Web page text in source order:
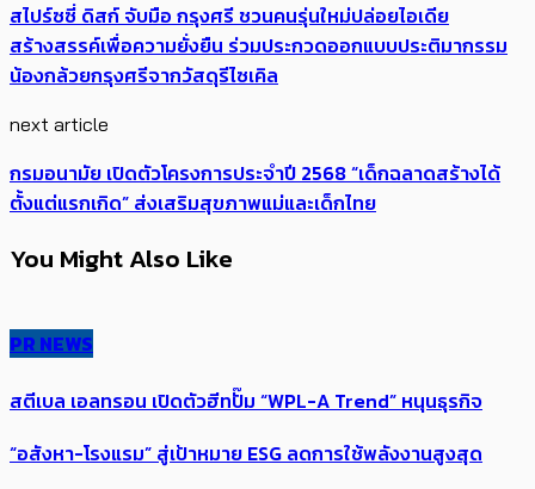
สไปร์ซซี่ ดิสก์ จับมือ กรุงศรี ชวนคนรุ่นใหม่ปล่อยไอเดีย
สร้างสรรค์เพื่อความยั่งยืน ร่วมประกวดออกแบบประติมากรรม
น้องกล้วยกรุงศรีจากวัสดุรีไซเคิล
next article
กรมอนามัย เปิดตัวโครงการประจำปี 2568 “เด็กฉลาดสร้างได้
ตั้งแต่แรกเกิด” ส่งเสริมสุขภาพแม่และเด็กไทย
You Might Also Like
PR NEWS
สตีเบล เอลทรอน เปิดตัวฮีทปั๊ม “WPL-A Trend” หนุนธุรกิจ
“อสังหา-โรงแรม” สู่เป้าหมาย ESG ลดการใช้พลังงานสูงสุด